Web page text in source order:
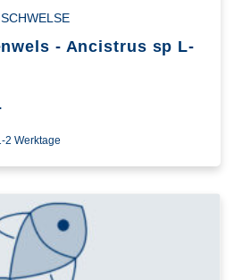
- Ancistrus sp L-
2 Werktage